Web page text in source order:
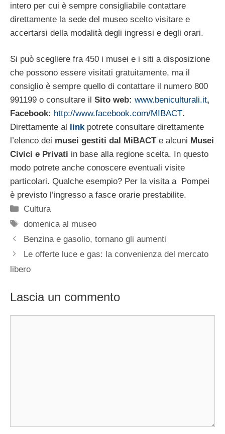
intero per cui è sempre consigliabile contattare
direttamente la sede del museo scelto visitare e
accertarsi della modalità degli ingressi e degli orari.
Si può scegliere fra 450 i musei e i siti a disposizione
che possono essere visitati gratuitamente, ma il
consiglio è sempre quello di contattare il numero 800
991199 o consultare il Sito web: www.beniculturali.it,
Facebook: http://www.facebook.com/MIBACT.
Direttamente al
link potrete consultare direttamente
l’elenco dei musei gestiti dal MiBACTe alcuni Musei
Civici e Privati in base alla regione scelta. In questo
modo potrete anche conoscere eventuali visite
particolari. Qualche esempio? Per la visita a
Pompei
è previsto l’ingresso a fasce orarie prestabilite.
Categorie
Cultura
Tag
domenica al museo
Benzina e gasolio, tornano gli aumenti
Le offerte luce e gas: la convenienza del mercato
libero
Lascia un commento